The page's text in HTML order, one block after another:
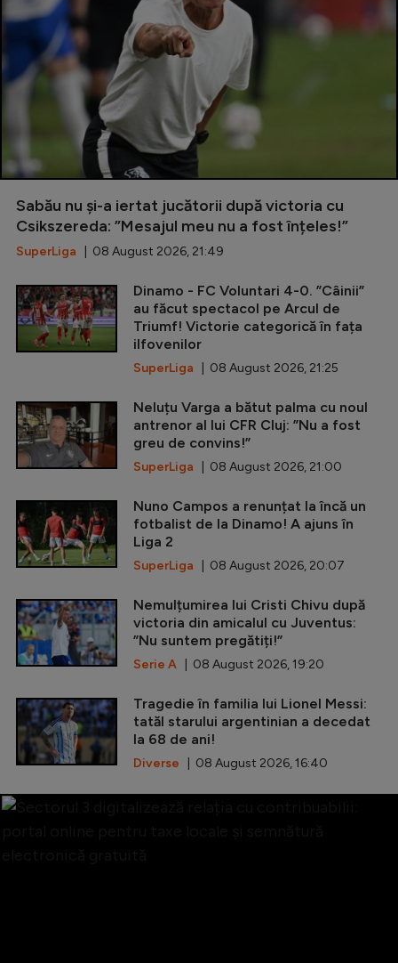
Sabău nu și-a iertat jucătorii după victoria cu
Csikszereda: ”Mesajul meu nu a fost înțeles!”
SuperLiga | 08 August 2026, 21:49
Dinamo - FC Voluntari 4-0. ”Câinii”
au făcut spectacol pe Arcul de
Triumf! Victorie categorică în fața
ilfovenilor
SuperLiga | 08 August 2026, 21:25
Neluțu Varga a bătut palma cu noul
antrenor al lui CFR Cluj: ”Nu a fost
greu de convins!”
SuperLiga | 08 August 2026, 21:00
Nuno Campos a renunțat la încă un
fotbalist de la Dinamo! A ajuns în
Liga 2
SuperLiga | 08 August 2026, 20:07
Nemulțumirea lui Cristi Chivu după
victoria din amicalul cu Juventus:
”Nu suntem pregătiți!”
Serie A | 08 August 2026, 19:20
Tragedie în familia lui Lionel Messi:
tatăl starului argentinian a decedat
la 68 de ani!
Diverse | 08 August 2026, 16:40